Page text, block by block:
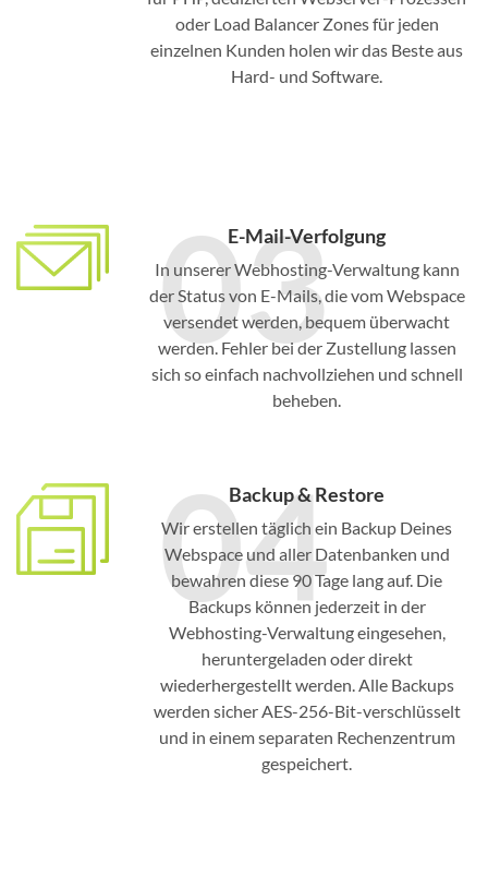
oder Load Balancer Zones für jeden
einzelnen Kunden holen wir das Beste aus
Hard- und Software.
03
E-Mail-Verfolgung
In unserer Webhosting-Verwaltung kann
der Status von E-Mails, die vom Webspace
versendet werden, bequem überwacht
werden. Fehler bei der Zustellung lassen
sich so einfach nachvollziehen und schnell
beheben.
04
Backup & Restore
Wir erstellen täglich ein Backup Deines
Webspace und aller Datenbanken und
bewahren diese 90 Tage lang auf. Die
Backups können jederzeit in der
Webhosting-Verwaltung eingesehen,
heruntergeladen oder direkt
wiederhergestellt werden. Alle Backups
werden sicher AES-256-Bit-verschlüsselt
und in einem separaten Rechenzentrum
gespeichert.